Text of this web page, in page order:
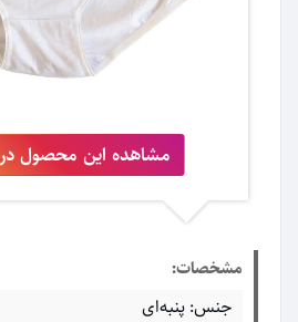
مشاهده این محصول در
مشخصات:
جنس: پنبه‌ای